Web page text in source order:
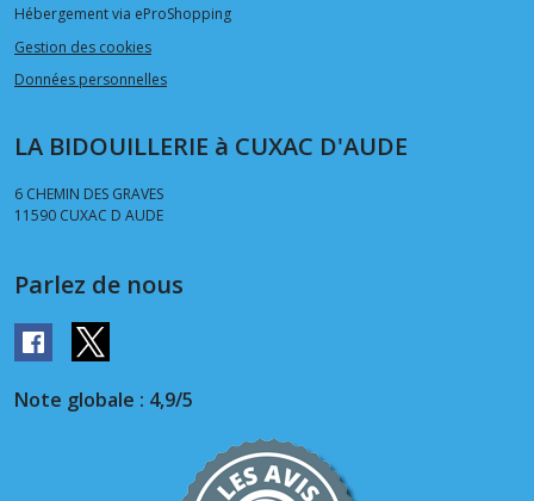
Hébergement via eProShopping
Gestion des cookies
Données personnelles
LA BIDOUILLERIE à CUXAC D'AUDE
6 CHEMIN DES GRAVES
11590 CUXAC D AUDE
Parlez de nous
Note globale : 4,9/5